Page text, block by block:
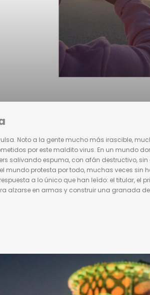
Noto a la gente mucho más irascible,
por este maldito virus. En un mundo
salivando espuma, con afán destructivo,
mundo protesta por todo, muchas veces sin
a lo único que han leído: el titular, el
alzarse en armas y construir una granada